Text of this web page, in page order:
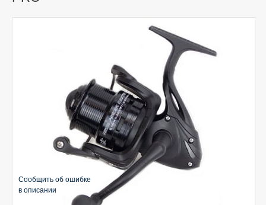
Сообщить об ошибке
в описании